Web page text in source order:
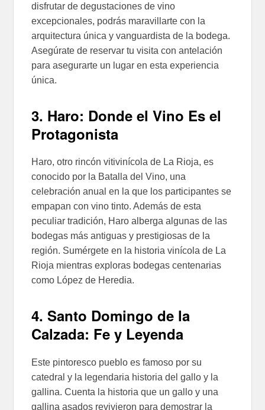
disfrutar de degustaciones de vino
excepcionales, podrás maravillarte con la
arquitectura única y vanguardista de la bodega.
Asegúrate de reservar tu visita con antelación
para asegurarte un lugar en esta experiencia
única.
3. Haro: Donde el Vino Es el
Protagonista
Haro, otro rincón vitivinícola de La Rioja, es
conocido por la Batalla del Vino, una
celebración anual en la que los participantes se
empapan con vino tinto. Además de esta
peculiar tradición, Haro alberga algunas de las
bodegas más antiguas y prestigiosas de la
región. Sumérgete en la historia vinícola de La
Rioja mientras exploras bodegas centenarias
como López de Heredia.
4. Santo Domingo de la
Calzada: Fe y Leyenda
Este pintoresco pueblo es famoso por su
catedral y la legendaria historia del gallo y la
gallina. Cuenta la historia que un gallo y una
gallina asados revivieron para demostrar la